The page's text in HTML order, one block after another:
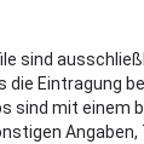
sind
die Eintragung
sind mit einem